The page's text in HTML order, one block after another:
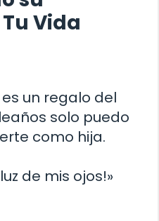
Vida
un regalo del
solo puedo
como hija.
de mis ojos!»